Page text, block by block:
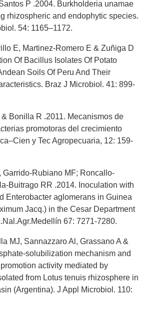
P .2004. Burkholderia unamae
rhizospheric and endophytic species.
54: 1165–1172.
E, Martinez-Romero E & Zuñiga D
Of Bacillus Isolates Of Potato
Soils Of Peru And Their
Braz J Microbiol. 41: 899-
Bonilla R .2011. Mecanismos de
promotoras del crecimiento
y Tec Agropecuaria, 12: 159-
Garrido-Rubiano MF; Roncallo-
Buitrago RR .2014. Inoculation with
Enterobacter aglomerans in Guinea
Jacq.) in the Cesar Department
67: 7271-7280.
MJ, Sannazzaro Al, Grassano A &
solubilization mechanism and
activity mediated by
from Lotus tenuis rhizosphere in
(Argentina). J Appl Microbiol. 110: